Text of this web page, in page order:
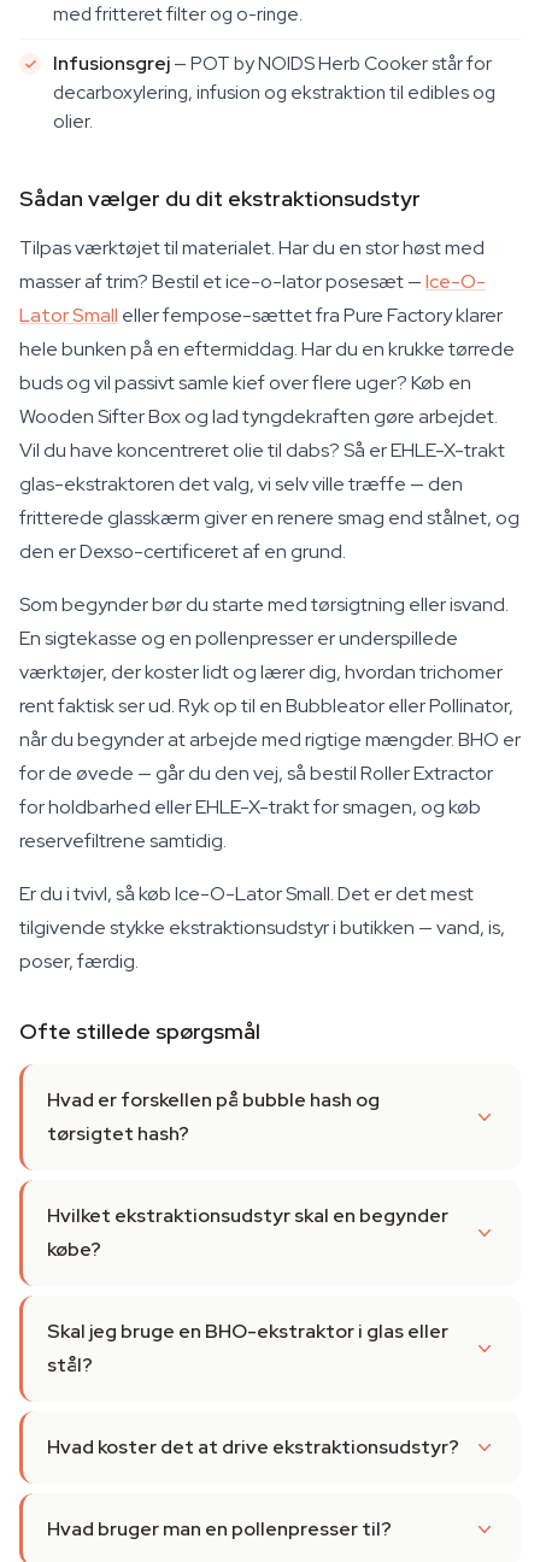
med fritteret filter og o-ringe.
Infusionsgrej— POT by NOIDS Herb Cooker står for
decarboxylering, infusion og ekstraktion til edibles og
olier.
Sådan vælger du dit ekstraktionsudstyr
Tilpas værktøjet til materialet. Har du en stor høst med
masser af trim? Bestil et ice-o-lator posesæt —Ice-O-
Lator Small eller fempose-sættet fra Pure Factory klarer
hele bunken på en eftermiddag. Har du en krukke tørrede
buds og vil passivt samle kief over flere uger? Køb en
Wooden Sifter Box og lad tyngdekraften gøre arbejdet.
Vil du have koncentreret olie til dabs? Så er EHLE-X-trakt
glas-ekstraktoren det valg, vi selv ville træffe — den
fritterede glasskærm giver en renere smag end stålnet, og
den er Dexso-certificeret af en grund.
Som begynder bør du starte med tørsigtning eller isvand.
En sigtekasse og en pollenpresser er underspillede
værktøjer, der koster lidt og lærer dig, hvordan trichomer
rent faktisk ser ud. Ryk op til en Bubbleator eller Pollinator,
når du begynder at arbejde med rigtige mængder. BHO er
for de øvede — går du den vej, så bestil Roller Extractor
for holdbarhed eller EHLE-X-trakt for smagen, og køb
reservefiltrene samtidig.
Er du i tvivl, så køb Ice-O-Lator Small. Det er det mest
tilgivende stykke ekstraktionsudstyr i butikken — vand, is,
poser, færdig.
Ofte stillede spørgsmål
Hvad er forskellen på bubble hash og
tørsigtet hash?
Hvilket ekstraktionsudstyr skal en begynder
købe?
Skal jeg bruge en BHO-ekstraktor i glas eller
stål?
Hvad koster det at drive ekstraktionsudstyr?
Hvad bruger man en pollenpresser til?